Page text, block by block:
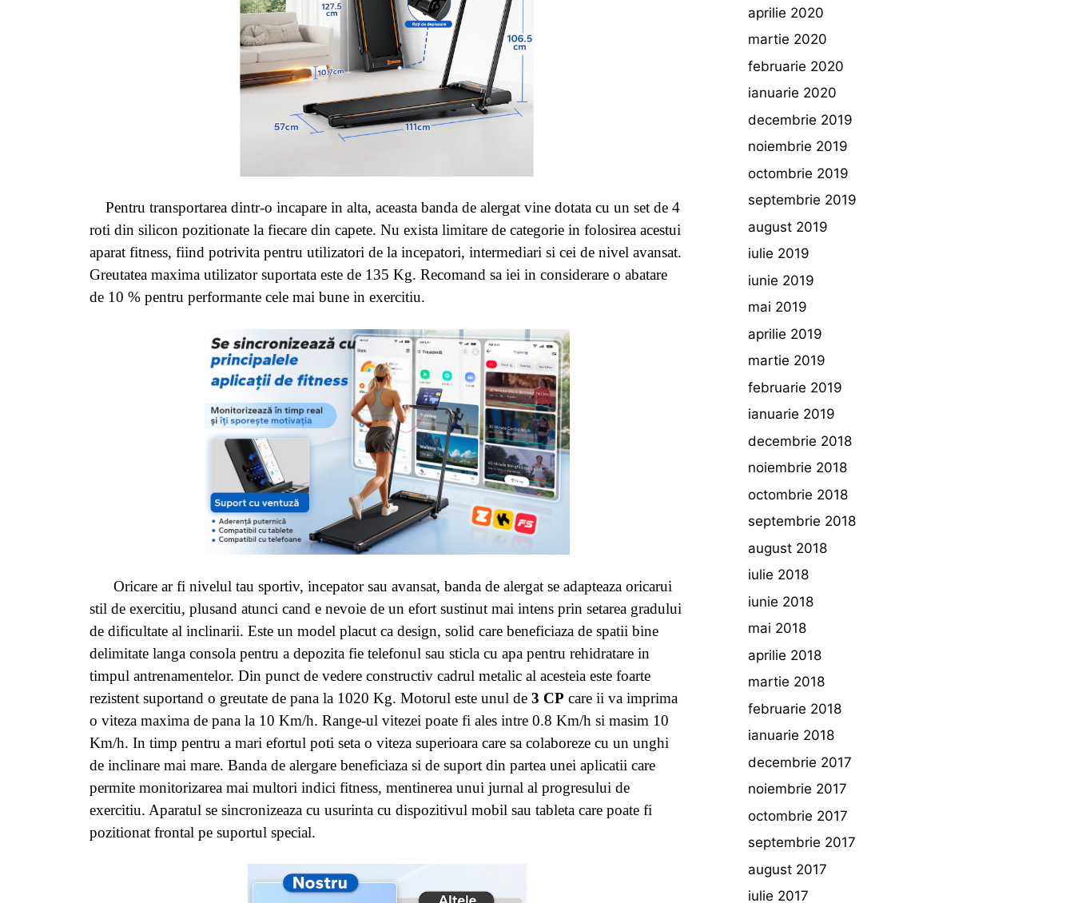
Pentru transportarea dintr-o incapare in alta, aceasta banda de alergat vine dotata cu un set de 4
roti din silicon pozitionate la fiecare din capete. Nu exista limitare de categorie in folosirea acestui
aparat fitness, fiind potrivita pentru utilizatori de la incepatori, intermediari si cei de nivel avansat.
Greutatea maxima utilizator suportata este de 135 Kg. Recomand sa iei in considerare o abatare
de 10 % pentru performante cele mai bune in exercitiu.
Oricare ar fi nivelul tau sportiv, incepator sau avansat, banda de alergat se adapteaza oricarui
stil de exercitiu, plusand atunci cand e nevoie de un efort sustinut mai intens prin setarea gradului
de dificultate al inclinarii. Este un model placut ca design, solid care beneficiaza de spatii bine
delimitate langa consola pentru a depozita fie telefonul sau sticla cu apa pentru rehidratare in
timpul antrenamentelor. Din punct de vedere constructiv cadrul metalic al acesteia este foarte
rezistent suportand o greutate de pana la 1020 Kg. Motorul este unul de 3 CP care ii va imprima
o viteza maxima de pana la 10 Km/h. Range-ul vitezei poate fi ales intre 0.8 Km/h si masim 10
Km/h. In timp pentru a mari efortul poti seta o viteza superioara care sa colaboreze cu un unghi
de inclinare mai mare. Banda de alergare beneficiaza si de suport din partea unei aplicatii care
permite monitorizarea mai multori indici fitness, mentinerea unui jurnal al progresului de
exercitiu. Aparatul se sincronizeaza cu usurinta cu dispozitivul mobil sau tableta care poate fi
pozitionat frontal pe suportul special.
aprilie 2020
martie 2020
februarie 2020
ianuarie 2020
decembrie 2019
noiembrie 2019
octombrie 2019
septembrie 2019
august 2019
iulie 2019
iunie 2019
mai 2019
aprilie 2019
martie 2019
februarie 2019
ianuarie 2019
decembrie 2018
noiembrie 2018
octombrie 2018
septembrie 2018
august 2018
iulie 2018
iunie 2018
mai 2018
aprilie 2018
martie 2018
februarie 2018
ianuarie 2018
decembrie 2017
noiembrie 2017
octombrie 2017
septembrie 2017
august 2017
iulie 2017